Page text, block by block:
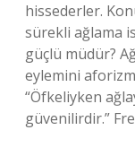
hissederler.
sürekli ağlama
güçlü müdür?
eylemini
“Öfkeliyken
güvenilirdir.”